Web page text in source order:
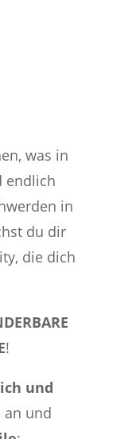
was in
endlich
in
du dir
die dich
!
und
und